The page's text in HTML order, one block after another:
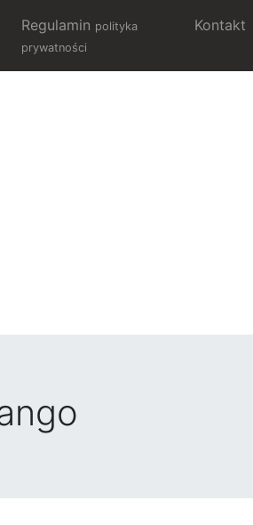
Regulamin polityka
prywatności
Kontakt